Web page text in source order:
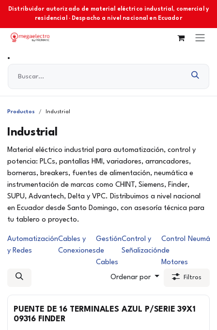
Ir al contenido
Distribuidor autorizado de material eléctrico industrial, comercial y
residencial · Despacho a nivel nacional en Ecuador
Productos Industrial
Industrial
Material eléctrico industrial para automatización, control y
potencia: PLCs, pantallas HMI, variadores, arrancadores,
borneras, breakers, fuentes de alimentación, neumática e
instrumentación de marcas como CHINT, Siemens, Finder,
SUPU, Advantech, Delta y VPC. Distribuimos a nivel nacional
en Ecuador desde Santo Domingo, con asesoría técnica para
tu tablero o proyecto.
Automatización
y Redes
Cables y
Conexiones
Gestión
de
Cables
Control y
Señalización
Control
de
Motores
Ordenar por Filtros
PUENTE DE 16 TERMINALES AZUL P/SERIE 39X1
09316 FINDER